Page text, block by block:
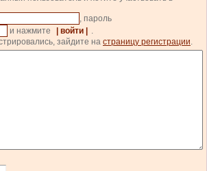
, пароль
и нажмите
| войти |
.
зайдите на страницу регистрации.